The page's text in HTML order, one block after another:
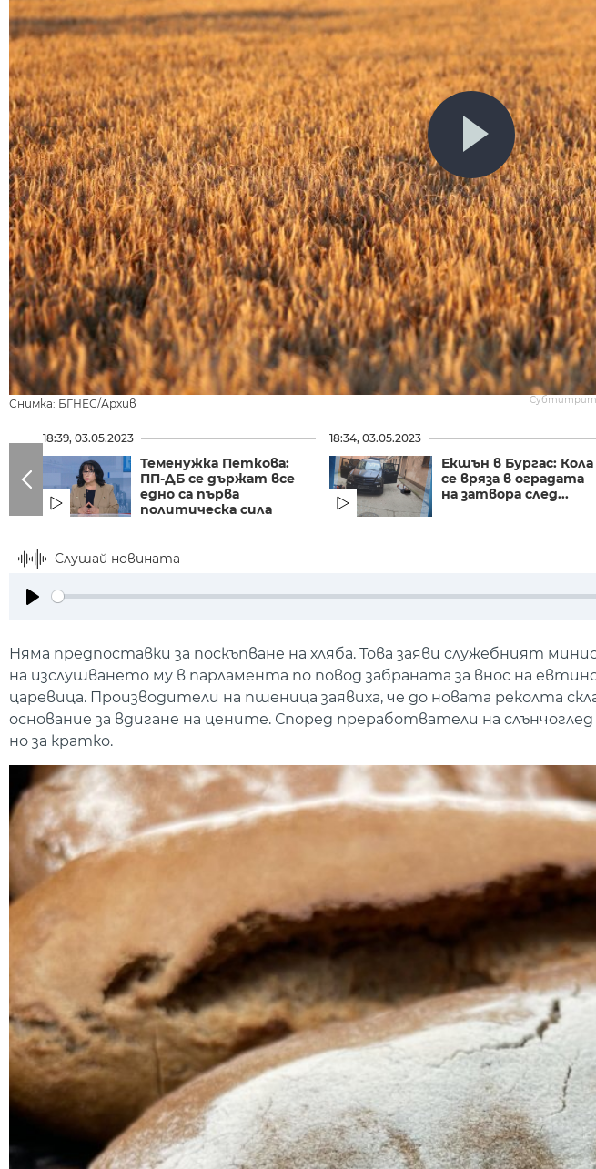
Снимка: БГНЕС/Архив
18:39, 03.05.2023
Теменужка Петкова:
ПП-ДБ се държат все
едно са първа
политическа сила
18:34, 03.05.2023
Екшън в Бургас: Кола
се вряза в оградата
на затвора след...
Слушай новината
Няма предпоставки за поскъпване на хляба. Това заяви служебният
на изслушването му в парламента по повод забраната за внос на
царевица. Производители на пшеница заявиха, че до новата реколта
основание за вдигане на цените. Според преработватели на
но за кратко.